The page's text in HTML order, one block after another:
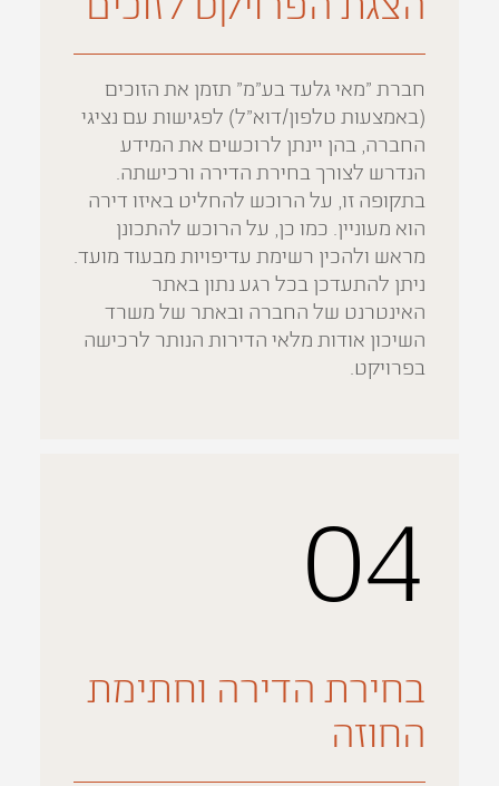
חברת "מאי גלעד בע״מ" תזמן את הזוכים
(באמצעות טלפון/דוא"ל) לפגישות עם נציגי
החברה, בהן יינתן לרוכשים את המידע
הנדרש לצורך בחירת הדירה ורכישתה.
בתקופה זו, על הרוכש להחליט באיזו דירה
הוא מעוניין. כמו כן, על הרוכש להתכונן
מראש ולהכין רשימת עדיפויות מבעוד מועד.
ניתן להתעדכן בכל רגע נתון באתר
האינטרנט של החברה ובאתר של משרד
השיכון אודות מלאי הדירות הנותר לרכישה
בפרויקט.
04
בחירת הדירה וחתימת
החוזה